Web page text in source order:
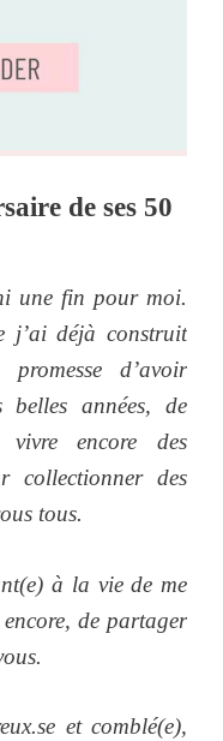
de ses 50
une fin pour moi.
j’ai déjà construit
d’avoir
belles années, de
vivre encore des
collectionner des
tous.
à la vie de me
de partager
et comblé(e),